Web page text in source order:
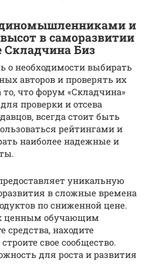
и
в саморазвитии
Складчина Биз
о необходимости выбирать
авторов и проверять их
что форум «Складчина»
проверки и отсева
всегда стоит быть
рейтингами и
наиболее надежные и
уникальную
в сложные времена
по сниженной цене.
ценным обучающим
средства, находите
свое сообщество.
для роста и развития